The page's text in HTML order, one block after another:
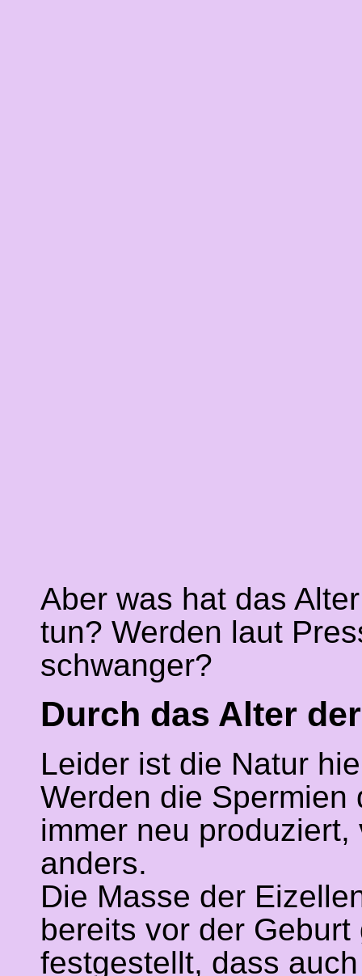
Aber was hat das
tun? Werden laut
schwanger?
Durch das Alter
Leider ist die Natur
Werden die
immer neu
anders.
Die Masse der
bereits vor der
festgestellt, dass